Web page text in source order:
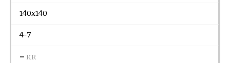
140x140
4-7
– KR